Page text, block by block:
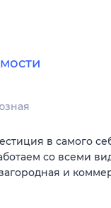
в самого
со всеми
и